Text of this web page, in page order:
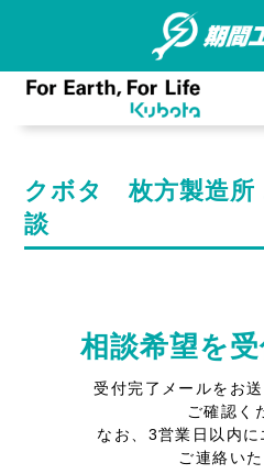
クボタ 枚方製造所
談
相談希望を
受付完了メールをお
ご確認く
なお、3営業日以内に
ご連絡い